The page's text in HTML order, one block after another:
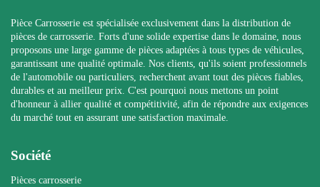
Pièce Carrosserie est spécialisée exclusivement dans la distribution de
pièces de carrosserie. Forts d'une solide expertise dans le domaine, nous
proposons une large gamme de pièces adaptées à tous types de véhicules,
garantissant une qualité optimale. Nos clients, qu'ils soient professionnels
de l'automobile ou particuliers, recherchent avant tout des pièces fiables,
durables et au meilleur prix. C'est pourquoi nous mettons un point
d'honneur à allier qualité et compétitivité, afin de répondre aux exigences
du marché tout en assurant une satisfaction maximale.
Société
Pièces carrosserie